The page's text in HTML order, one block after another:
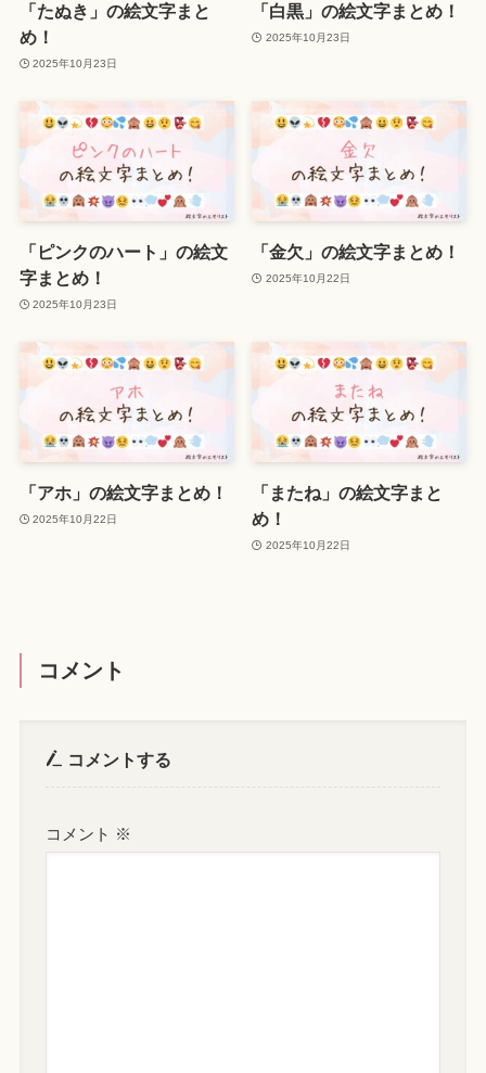
「たぬき」の絵文字まと
め！
2025年10月23日
「白黒」の絵文字まとめ！
2025年10月23日
「ピンクのハート」の絵文
字まとめ！
2025年10月23日
「金欠」の絵文字まとめ！
2025年10月22日
「アホ」の絵文字まとめ！
2025年10月22日
「またね」の絵文字まと
め！
2025年10月22日
コメント
コメントする
コメント ※